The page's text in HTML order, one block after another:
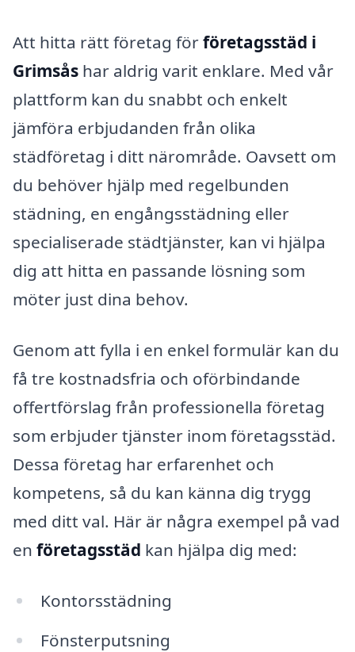
Att hitta rätt företag förföretagsstäd i
Grimsås har aldrig varit enklare. Med vår
plattform kan du snabbt och enkelt
jämföra erbjudanden från olika
städföretag i ditt närområde. Oavsett om
du behöver hjälp med regelbunden
städning, en engångsstädning eller
specialiserade städtjänster, kan vi hjälpa
dig att hitta en passande lösning som
möter just dina behov.
Genom att fylla i en enkel formulär kan du
få tre kostnadsfria och oförbindande
offertförslag från professionella företag
som erbjuder tjänster inom företagsstäd.
Dessa företag har erfarenhet och
kompetens, så du kan känna dig trygg
med ditt val. Här är några exempel på vad
en företagsstäd kan hjälpa dig med:
Kontorsstädning
Fönsterputsning